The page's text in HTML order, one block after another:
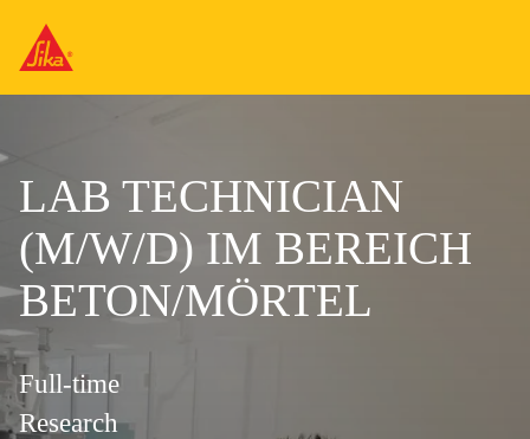
LAB TECHNICIAN
(M/W/D) IM BEREICH
BETON/MÖRTEL
Full-time
Research